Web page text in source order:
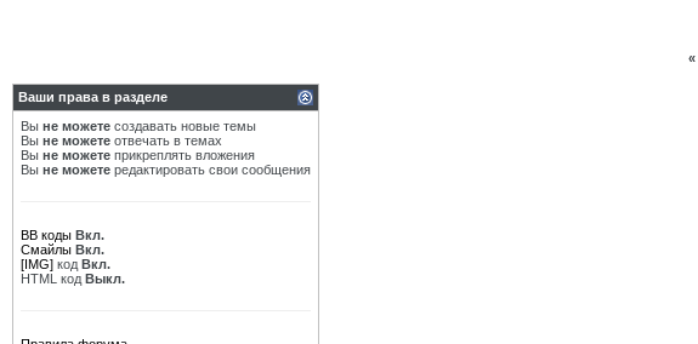
«
Ваши права в разделе
Вы не можете создавать новые темы
Вы не можете отвечать в темах
Вы не можете прикреплять вложения
Вы не можете редактировать свои сообщения
BB коды Вкл.
Смайлы Вкл.
[IMG] код Вкл.
HTML код Выкл.